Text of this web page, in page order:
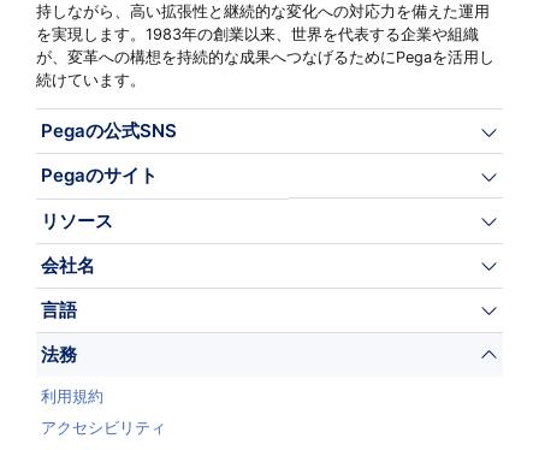
持しながら、高い拡張性と継続的な変化への対応力を備えた運用
を実現します。1983年の創業以来、世界を代表する企業や組織
が、変革への構想を持続的な成果へつなげるためにPegaを活用し
続けています。
Pegaの公式SNS
Pegaのサイト
リソース
会社名
言語
法務
利用規約
アクセシビリティ